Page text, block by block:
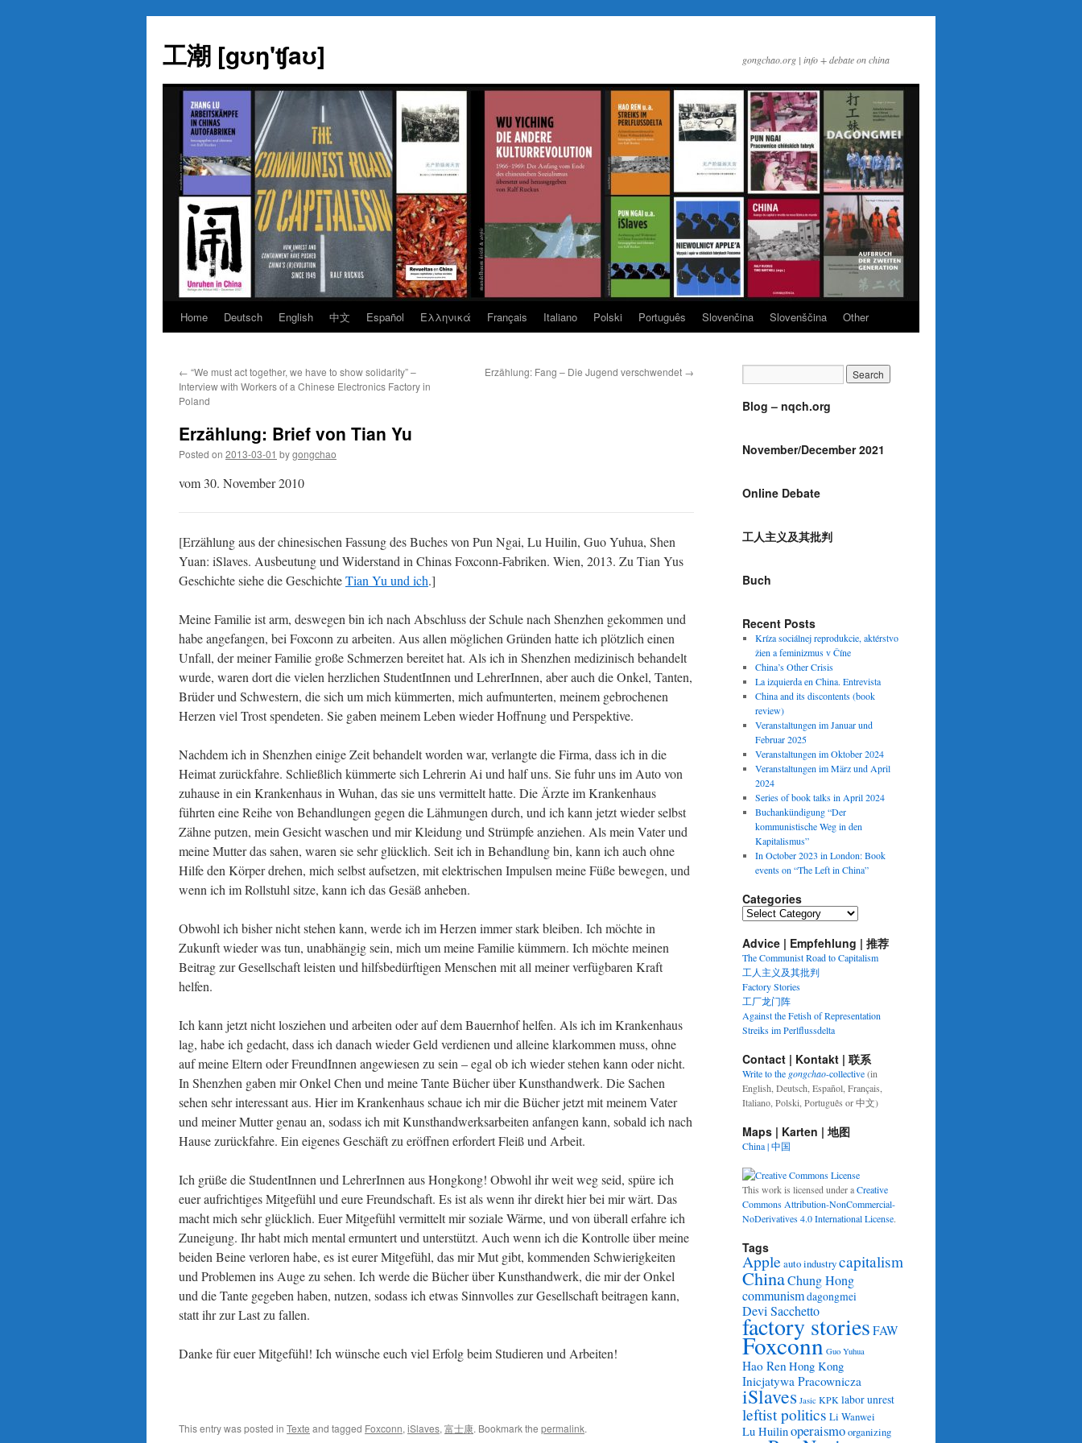
content
工潮 [gʊŋ'ʧaʊ] gongchao.org | info + debate on china
Home Deutsch English 中文 Español Eλληνικά Français Italiano Polski Português Slovenčina Slovenščina Other
← “We must act together, we have to show solidarity” –
Interview with Workers of a Chinese Electronics Factory in
Poland
Erzählung: Fang – Die Jugend verschwendet →
Erzählung: Brief von Tian Yu
Posted on 2013-03-01 bygongchao
vom 30. November 2010
[Erzählung aus der chinesischen Fassung des Buches von Pun Ngai, Lu Huilin, Guo Yuhua, Shen
Yuan: iSlaves. Ausbeutung und Widerstand in Chinas Foxconn-Fabriken. Wien, 2013. Zu Tian Yus
Geschichte siehe die GeschichteTian Yu und ich.]
Meine Familie ist arm, deswegen bin ich nach Abschluss der Schule nach Shenzhen gekommen und
habe angefangen, bei Foxconn zu arbeiten. Aus allen möglichen Gründen hatte ich plötzlich einen
Unfall, der meiner Familie große Schmerzen bereitet hat. Als ich in Shenzhen medizinisch behandelt
wurde, waren dort die vielen herzlichen StudentInnen und LehrerInnen, aber auch die Onkel, Tanten,
Brüder und Schwestern, die sich um mich kümmerten, mich aufmunterten, meinem gebrochenen
Herzen viel Trost spendeten. Sie gaben meinem Leben wieder Hoffnung und Perspektive.
Nachdem ich in Shenzhen einige Zeit behandelt worden war, verlangte die Firma, dass ich in die
Heimat zurückfahre. Schließlich kümmerte sich Lehrerin Ai und half uns. Sie fuhr uns im Auto von
zuhause in ein Krankenhaus in Wuhan, das sie uns vermittelt hatte. Die Ärzte im Krankenhaus
führten eine Reihe von Behandlungen gegen die Lähmungen durch, und ich kann jetzt wieder selbst
Zähne putzen, mein Gesicht waschen und mir Kleidung und Strümpfe anziehen. Als mein Vater und
meine Mutter das sahen, waren sie sehr glücklich. Seit ich in Behandlung bin, kann ich auch ohne
Hilfe den Körper drehen, mich selbst aufsetzen, mit elektrischen Impulsen meine Füße bewegen, und
wenn ich im Rollstuhl sitze, kann ich das Gesäß anheben.
Obwohl ich bisher nicht stehen kann, werde ich im Herzen immer stark bleiben. Ich möchte in
Zukunft wieder was tun, unabhängig sein, mich um meine Familie kümmern. Ich möchte meinen
Beitrag zur Gesellschaft leisten und hilfsbedürftigen Menschen mit all meiner verfügbaren Kraft
helfen.
Ich kann jetzt nicht losziehen und arbeiten oder auf dem Bauernhof helfen. Als ich im Krankenhaus
lag, habe ich gedacht, dass ich danach wieder Geld verdienen und alleine klarkommen muss, ohne
auf meine Eltern oder FreundInnen angewiesen zu sein – egal ob ich wieder stehen kann oder nicht.
In Shenzhen gaben mir Onkel Chen und meine Tante Bücher über Kunsthandwerk. Die Sachen
sehen sehr interessant aus. Hier im Krankenhaus schaue ich mir die Bücher jetzt mit meinem Vater
und meiner Mutter genau an, sodass ich mit Kunsthandwerksarbeiten anfangen kann, sobald ich nach
Hause zurückfahre. Ein eigenes Geschäft zu eröffnen erfordert Fleiß und Arbeit.
Ich grüße die StudentInnen und LehrerInnen aus Hongkong! Obwohl ihr weit weg seid, spüre ich
euer aufrichtiges Mitgefühl und eure Freundschaft. Es ist als wenn ihr direkt hier bei mir wärt. Das
macht mich sehr glücklich. Euer Mitgefühl vermittelt mir soziale Wärme, und von überall erfahre ich
Zuneigung. Ihr habt mich mental ermuntert und unterstützt. Auch wenn ich die Kontrolle über meine
beiden Beine verloren habe, es ist eurer Mitgefühl, das mir Mut gibt, kommenden Schwierigkeiten
und Problemen ins Auge zu sehen. Ich werde die Bücher über Kunsthandwerk, die mir der Onkel
und die Tante gegeben haben, nutzen, sodass ich etwas Sinnvolles zur Gesellschaft beitragen kann,
statt ihr zur Last zu fallen.
Danke für euer Mitgefühl! Ich wünsche euch viel Erfolg beim Studieren und Arbeiten!
This entry was posted in Texte and tagged Foxconn, iSlaves, 富士康. Bookmark the permalink.
Blog – nqch.org
November/December 2021
Online Debate
工人主义及其批判
Buch
Recent Posts
Kríza sociálnej reprodukcie, aktérstvo
žien a feminizmus v Číne
China’s Other Crisis
La izquierda en China. Entrevista
China and its discontents (book
review)
Veranstaltungen im Januar und
Februar 2025
Veranstaltungen im Oktober 2024
Veranstaltungen im März und April
2024
Series of book talks in April 2024
Buchankündigung “Der
kommunistische Weg in den
Kapitalismus”
In October 2023 in London: Book
events on “The Left in China”
Categories
Categories
Advice | Empfehlung | 推荐
The Communist Road to Capitalism
工人主义及其批判
Factory Stories
工厂龙门阵
Against the Fetish of Representation
Streiks im Perlflussdelta
Contact | Kontakt | 联系
Write to the gongchao-collective(in
English, Deutsch, Español, Français,
Italiano, Polski, Português or 中文)
Maps | Karten | 地图
China | 中国
This work is licensed under aCreative
Commons Attribution-NonCommercial-
NoDerivatives 4.0 International License.
Tags
Apple auto industrycapitalism
ChinaChung Hong
communismdagongmei
Devi Sacchetto
factory stories FAW
Foxconn Guo Yuhua
Hao RenHong Kong
Inicjatywa Pracownicza
iSlaves Jasic KPK labor unrest
leftist politics Li Wanwei
Lu Huilinoperaismoorganizing